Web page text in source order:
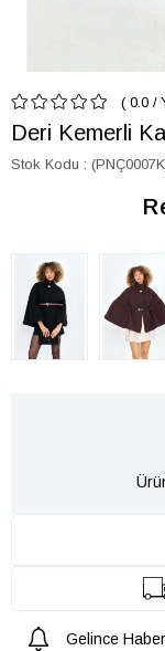
0.0 /
Deri Kemerli
Stok Kodu
Gelince